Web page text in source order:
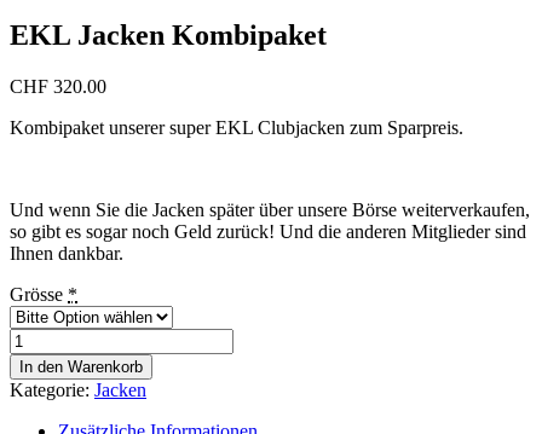
EKL Jacken Kombipaket
CHF 320.00
Kombipaket unserer super EKL Clubjacken zum Sparpreis.
Und wenn Sie die Jacken später über unsere Börse weiterverkaufen,
so gibt es sogar noch Geld zurück! Und die anderen Mitglieder sind
Ihnen dankbar.
Grösse *
EKL
Jacken
Kombipaket
Menge
In den Warenkorb
Kategorie: Jacken